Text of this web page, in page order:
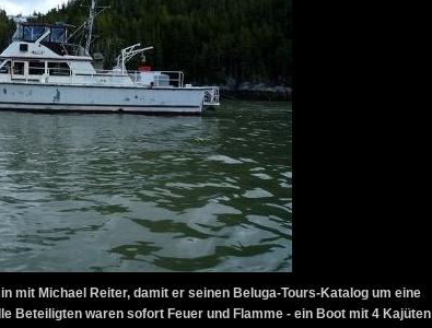
mit Michael Reiter, damit er seinen Beluga-Tours-Katalog um eine
Beteiligten waren sofort Feuer und Flamme - ein Boot mit 4 Kajüten